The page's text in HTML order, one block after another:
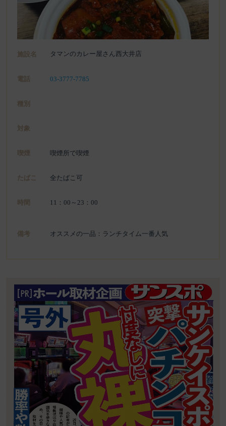
施設名 タマンのカレー屋さん西大井店
電話 03-3777-7785
種別
対象
喫煙 喫煙所で喫煙
たばこ 全たばこ可
時間 11：00～23：00
備考 オススメの一品：ランチタイム一番人気